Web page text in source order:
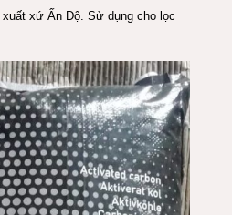
xứ Ấn Độ. Sử dụng cho lọc